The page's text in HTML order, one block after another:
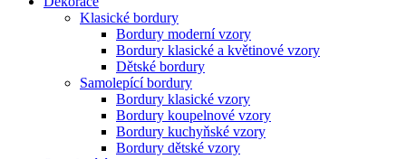
Klasické bordury
Bordury moderní vzory
Bordury klasické a květinové vzory
Dětské bordury
Samolepící bordury
Bordury klasické vzory
Bordury koupelnové vzory
Bordury kuchyňské vzory
Bordury dětské vzory